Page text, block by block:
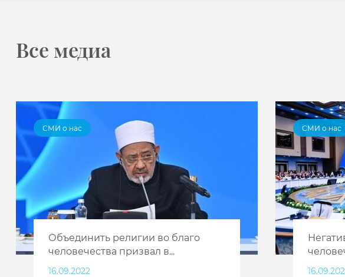
Все медиа
СМИ о нас
Объединить религии во благо
человечества призвал в...
16.09.2022
СМИ о нас